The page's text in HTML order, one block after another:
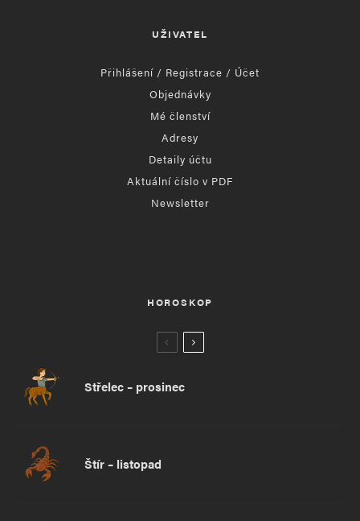
UŽIVATEL
Přihlášení / Registrace / Účet
Objednávky
Mé členství
Adresy
Detaily účtu
Aktuální číslo v PDF
Newsletter
HOROSKOP
Střelec – prosinec
Štír – listopad